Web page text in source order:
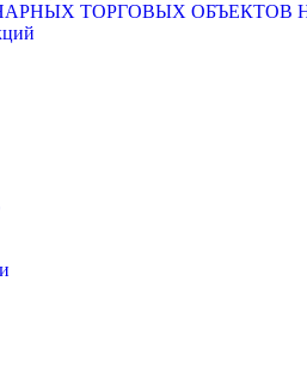
ТОРГОВЫХ ОБЪЕКТОВ